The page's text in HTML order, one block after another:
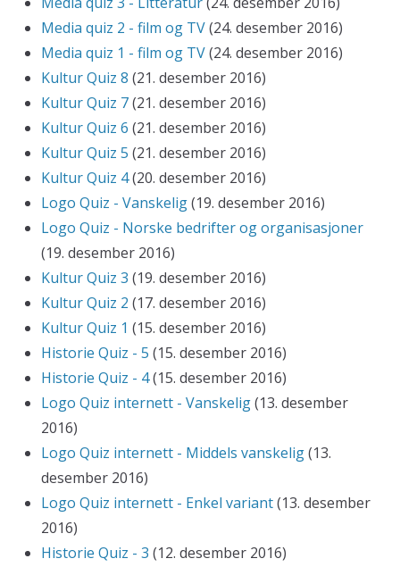
Media quiz 2 - film og TV(24. desember 2016)
Media quiz 1 - film og TV(24. desember 2016)
Kultur Quiz 8 (21. desember 2016)
Kultur Quiz 7(21. desember 2016)
Kultur Quiz 6 (21. desember 2016)
Kultur Quiz 5 (21. desember 2016)
Kultur Quiz 4(20. desember 2016)
Logo Quiz - Vanskelig(19. desember 2016)
Logo Quiz - Norske bedrifter og organisasjoner
(19. desember 2016)
Kultur Quiz 3 (19. desember 2016)
Kultur Quiz 2 (17. desember 2016)
Kultur Quiz 1 (15. desember 2016)
Historie Quiz - 5 (15. desember 2016)
Historie Quiz - 4(15. desember 2016)
Logo Quiz internett - Vanskelig(13. desember
2016)
Logo Quiz internett - Middels vanskelig(13.
desember 2016)
Logo Quiz internett - Enkel variant(13. desember
2016)
Historie Quiz - 3 (12. desember 2016)